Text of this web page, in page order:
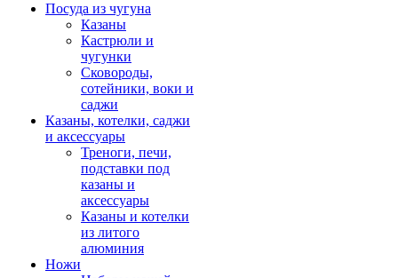
Посуда из чугуна
Казаны
Кастрюли и
чугунки
Сковороды,
сотейники, воки и
саджи
Казаны, котелки, саджи
и аксессуары
Треноги, печи,
подставки под
казаны и
аксессуары
Казаны и котелки
из литого
алюминия
Ножи